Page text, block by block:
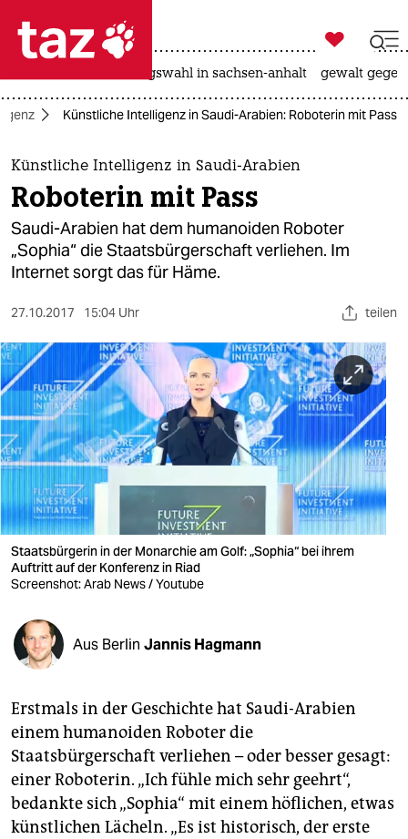
 taz zahl ich
taz zahl ich
themen
politik
öko
gesellschaft
sport
berlin
nord
wahrheit
verlag
verlag
shop
fragen & hilfe
unterstützen
abo
genossenschaft
epaper login

taz zahl ich
landtagswahl in sachsen-anhalt gewalt
Künstliche Intelligenz in Saudi-Arabien: Roboterin mit Pass
Künstliche Intelligenz in Saudi-Arabien
Roboterin mit Pass
Saudi-Arabien hat dem humanoiden Roboter
„Sophia“ die Staatsbürgerschaft verliehen. Im
Internet sorgt das für Häme.
27.10.2017 15:04 Uhr teilen
Staatsbürgerin in der Monarchie am Golf: „Sophia“ bei ihrem
Auftritt auf der Konferenz in Riad
Screenshot: Arab News / Youtube
Aus Berlin Jannis Hagmann
Erstmals in der Geschichte hat Saudi-Arabien
einem humanoiden Roboter die
Staatsbürgerschaft verliehen – oder besser gesagt:
einer Roboterin. „Ich fühle mich sehr geehrt“,
bedankte sich „Sophia“ mit einem höflichen, etwas
künstlichen Lächeln. „Es ist historisch, der erste